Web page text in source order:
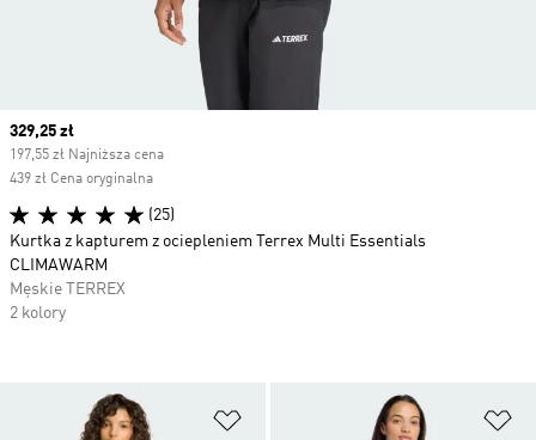
Dodaj do listy życzeń
Current price
329,25 zł
197,55 zł Najniższa cena
439 zł Cena oryginalna
(25)
Kurtka z kapturem z ociepleniem Terrex Multi Essentials
CLIMAWARM
Męskie TERREX
2 kolory